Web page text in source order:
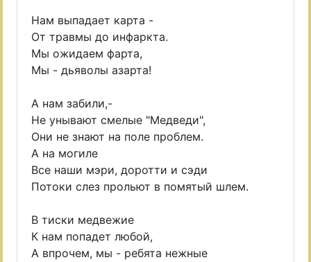
Нам выпадает карта -
От травмы до инфаркта.
Мы ожидаем фарта,
Мы - дьяволы азарта!
А нам забили,-
Не унывают смелые "Медведи",
Они не знают на поле проблем.
А на могиле
Все наши мэри, доротти и сэди
Потоки слез прольют в помятый шлем.
В тиски медвежие
К нам попадет любой,
А впрочем, мы - ребята нежные